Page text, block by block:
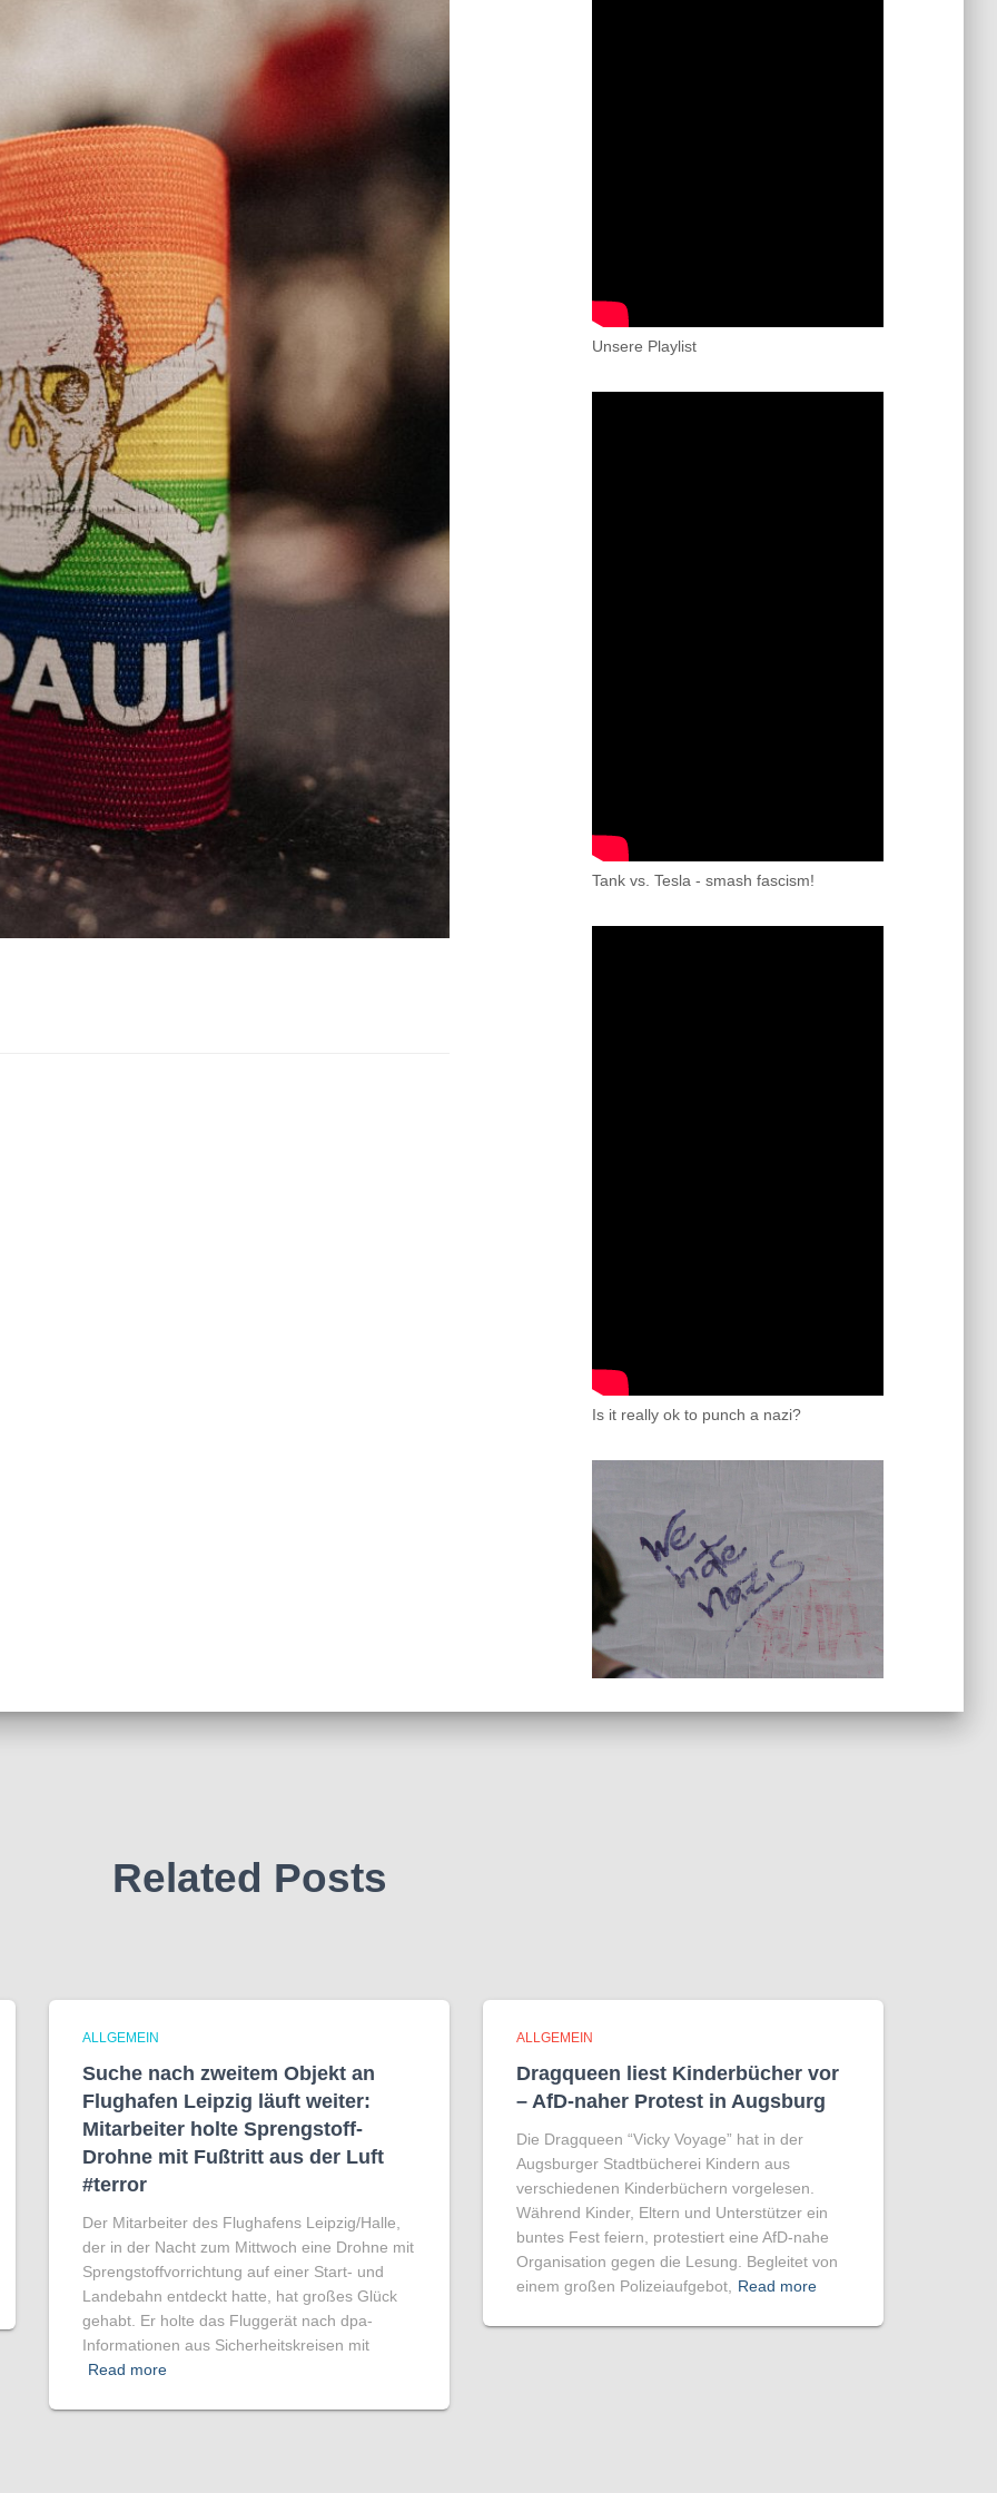
Unsere Playlist
Tank vs. Tesla - smash fascism!
Is it really ok to punch a nazi?
Related Posts
ALLGEMEIN
Suche nach zweitem Objekt an
Flughafen Leipzig läuft weiter:
Mitarbeiter holte Sprengstoff-
Drohne mit Fußtritt aus der Luft
#terror
Der Mitarbeiter des Flughafens Leipzig/Halle,
der in der Nacht zum Mittwoch eine Drohne mit
Sprengstoffvorrichtung auf einer Start- und
Landebahn entdeckt hatte, hat großes Glück
gehabt. Er holte das Fluggerät nach dpa-
Informationen aus Sicherheitskreisen mit
Read more
ALLGEMEIN
Dragqueen liest Kinderbücher vor
– AfD-naher Protest in Augsburg
Die Dragqueen “Vicky Voyage” hat in der
Augsburger Stadtbücherei Kindern aus
verschiedenen Kinderbüchern vorgelesen.
Während Kinder, Eltern und Unterstützer ein
buntes Fest feiern, protestiert eine AfD-nahe
Organisation gegen die Lesung. Begleitet von
einem großen Polizeiaufgebot, Read more